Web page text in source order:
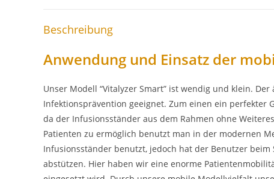
Beschreibung
Anwendung und Einsatz der
Unser Modell “Vitalyzer Smart” ist wendig und klein.
Infektionsprävention geeignet. Zum einen ein perfekter
da der Infusionsständer aus dem Rahmen ohne
Patienten zu ermöglich benutzt man in der modernen
Infusionsständer benutzt, jedoch hat der Benutzer
abstützen. Hier haben wir eine enorme